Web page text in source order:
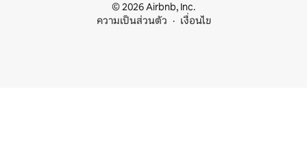
© 2026 Airbnb, Inc.
ความเป็นส่วนตัว
เงื่อนไข